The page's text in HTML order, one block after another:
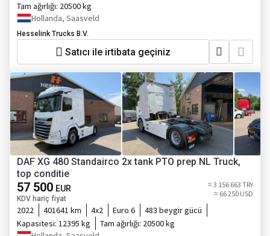
Tam ağırlığı: 20500 kg
Hollanda, Saasveld
Hesselink Trucks B.V.
Satıcı ile irtibata geçiniz
DAF XG 480 Standairco 2x tank PTO prep NL Truck,
top conditie
57 500 EUR
KDV hariç fiyat
≈ 3 156 663 TRY
≈ 66 250 USD
2022 401641 km 4x2 Euro 6
483 beygir gücü
Kapasitesi: 12395 kg Tam ağırlığı: 20500 kg